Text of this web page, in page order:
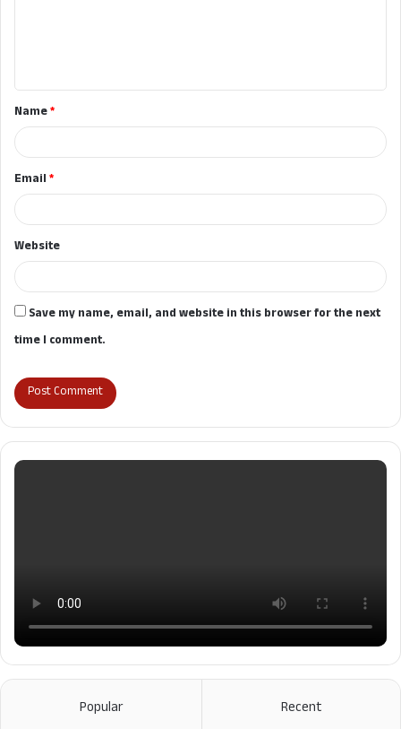
t
*Name*
Email*
Website
Save my name, email, and website in this browser for the next
time I comment.
Popular Recent